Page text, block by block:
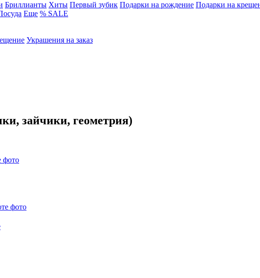
Бриллианты Хиты Первый зубик Подарки на рождение Подарки на
Еще % SALE
Украшения на заказ
зайчики, геометрия)